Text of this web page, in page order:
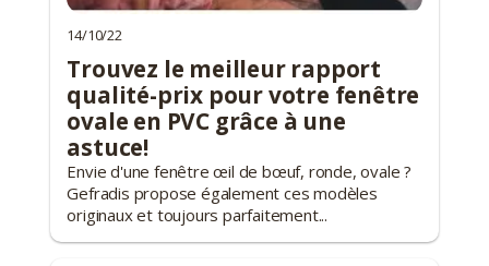
14/10/22
Trouvez le meilleur rapport
qualité-prix pour votre fenêtre
ovale en PVC grâce à une
astuce!
Envie d'une fenêtre œil de bœuf, ronde, ovale ?
Gefradis propose également ces modèles
originaux et toujours parfaitement...